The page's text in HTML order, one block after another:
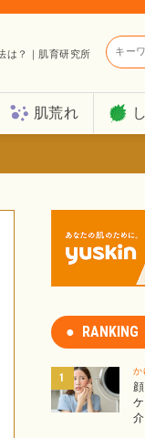
は？｜肌育研究所 キー
肌荒れ
RANKING
か
介